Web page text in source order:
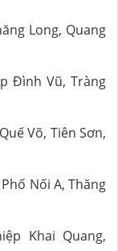
Long, Quang
Đình Vũ, Tràng
Võ, Tiên Sơn,
Nối A, Thăng
Khai Quang,